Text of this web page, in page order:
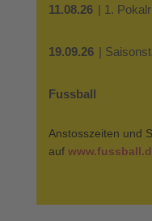
11.08.26 | 1.
19.09.26 |
Fussball
Anstosszeiten und
auf